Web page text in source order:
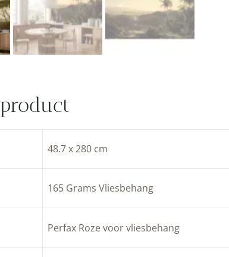
48.7 x 280 cm
165 Grams Vliesbehang
Perfax Roze voor vliesbehang